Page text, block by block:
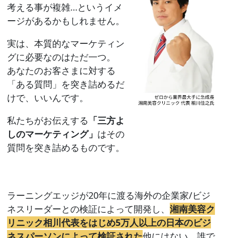
考える事が複雑…というイメ
ージがあるかもしれません。
実は、本質的なマーケティン
グに必要なのはただ一つ。
あなたのお客さまに対する
「ある質問」を突き詰めるだ
けで、いいんです。
私たちがお伝えする 「三方よ
しのマーケティング」 はその
質問を突き詰めるものです。
ラーニングエッジが20年に渡る海外の企業家/ビジ
ネスリーダーとの検証によって開発し、 湘南美容ク
リニック相川代表をはじめ5万人以上の日本のビジ